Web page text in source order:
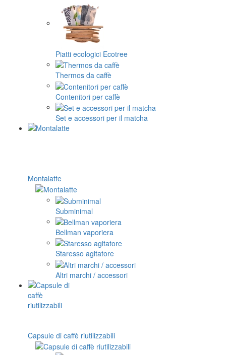
Piatti ecologici Ecotree
Thermos da caffè
Contenitori per caffè
Set e accessori per il matcha
Montalatte
Subminimal
Bellman vaporiera
Staresso agitatore
Altri marchi / accessori
Capsule di caffè riutilizzabili